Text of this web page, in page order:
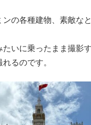
ンの各種建物、素敵な
たいに乗ったまま撮影
るのです。